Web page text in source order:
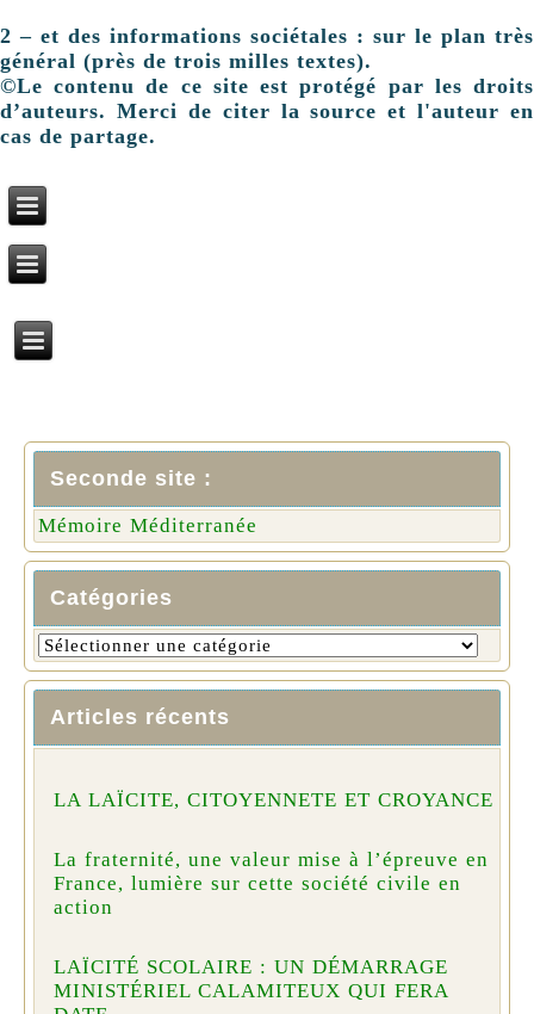
2 – et des informations sociétales : sur le plan très
général (près de trois milles textes).
©Le contenu de ce site est protégé par les droits
d’auteurs. Merci de citer la source et l'auteur en
cas de partage.
Seconde site :
Mémoire Méditerranée
Catégories
Articles récents
LA LAÏCITE, CITOYENNETE ET CROYANCE
La fraternité, une valeur mise à l’épreuve en
France, lumière sur cette société civile en
action
LAÏCITÉ SCOLAIRE : UN DÉMARRAGE
MINISTÉRIEL CALAMITEUX QUI FERA